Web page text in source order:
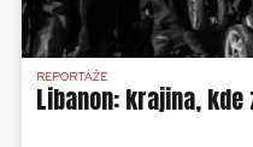
REPORTÁŽE
Libanon: krajina,